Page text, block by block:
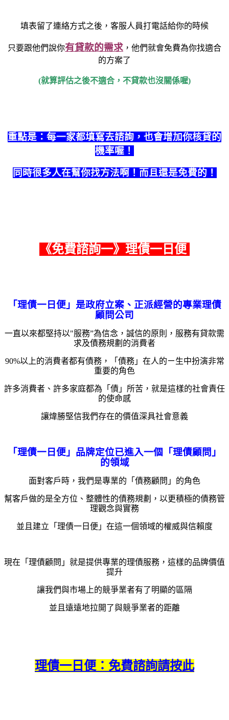
填表留了連絡方式之後，客服人員打電話給你的時候
只要跟他們說你有貸款的需求 ，他們就會免費為你找適合
的方案了
(就算評估之後不適合，不貸款也沒關係喔)
重點是：每一家都填寫去諮詢，也會增加你核貸的
機率喔！
同時很多人在幫你找方法啊！而且還是免費的！
《免費諮詢一》理債一日便
「理債一日便」是政府立案、正派經營的專業理債
顧問公司
一直以來都堅持以"服務”為信念，誠信的原則，服務有貸款需
求及債務規劃的消費者
90%以上的消費者都有債務，「債務」在人的ㄧ生中扮演非常
重要的角色
許多消費者、許多家庭都為「債」所苦，就是這樣的社會責任
的使命感
讓煒勝堅信我們存在的價值深具社會意義
「理債一日便」品牌定位已進入一個「理債顧問」
的領域
面對客戶時，我們是專業的「債務顧問」的角色
幫客戶做的是全方位、 整體性的債務規劃， 以更積極的債務管
理觀念與實務
並且建立「理債一日便」在這一個領域的權威與信賴度
現在「理債顧問」就是提供專業的理債服務，這樣的品牌價值
提升
讓我們與市場上的競爭業者有了明顯的區隔
並且遠遠地拉開了與競爭業者的距離
理債一日便：免費諮詢請按此